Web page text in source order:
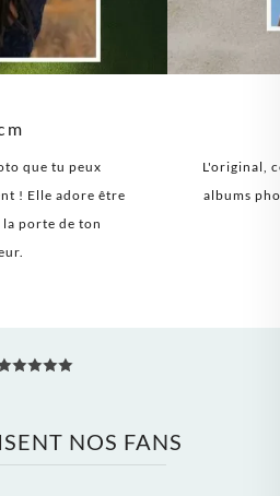
que tu peux
! Elle adore être
porte de ton
L'original,
albums
NOS FANS